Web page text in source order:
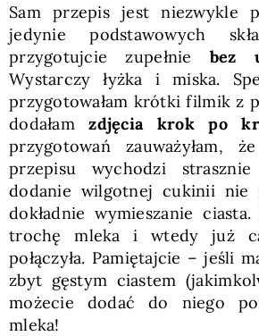
Sam przepis jest niezwykle
jedynie podstawowych
przygotujcie zupełnie bez
Wystarczy łyżka i miska.
przygotowałam krótki filmik z
dodałamzdjęcia krok po
przygotowań zauważyłam,
przepisu wychodzi
dodanie wilgotnej cukinii nie
dokładnie wymieszanie
trochę mleka i wtedy już
połączyła. Pamiętajcie – jeśli
zbyt gęstym ciastem
możecie dodać do niego
mleka!